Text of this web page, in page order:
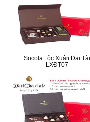
Socola Lộc Xuân Đại Tài
LXĐT07